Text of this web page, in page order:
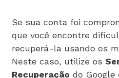
Se sua conta foi
que você encontre
recuperá-la usando os
Neste caso, utilize os
Recuperação do Google